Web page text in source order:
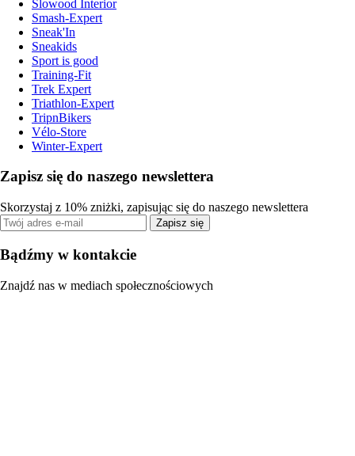
Slowood Interior
Smash-Expert
Sneak'In
Sneakids
Sport is good
Training-Fit
Trek Expert
Triathlon-Expert
TripnBikers
Vélo-Store
Winter-Expert
Zapisz się do naszego newslettera
Skorzystaj z 10% zniżki, zapisując się do naszego newslettera
Zapisz się
Bądźmy w kontakcie
Znajdź nas w mediach społecznościowych